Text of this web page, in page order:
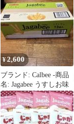
コーン等
¥2,600
ブランド: Calbee -商品
名: Jagabee うすしお味